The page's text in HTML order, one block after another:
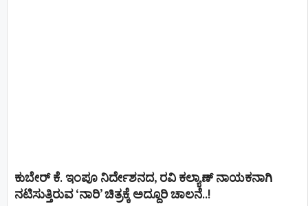
ಕುಬೇರ್ ಕೆ. ಇಂಪೂ ನಿರ್ದೇಶನದ, ರವಿ ಕಲ್ಯಾಣ್‍ ನಾಯಕನಾಗಿ
ನಟಿಸುತ್ತಿರುವ ‘ನಾರಿ’ ಚಿತ್ರಕ್ಕೆ ಅದ್ದೂರಿ ಚಾಲನೆ..!